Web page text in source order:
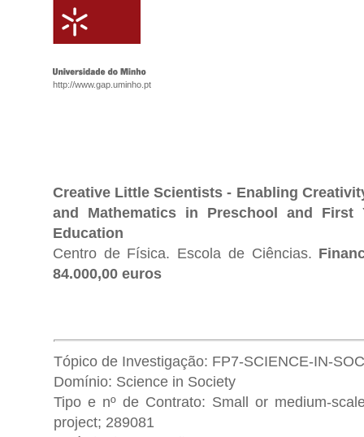
http://www.gap.uminho.pt
Creative Little Scientists - Enabling
and Mathematics in Preschool and First
Education
Centro de Física. Escola de Ciências.
84.000,00 euros
Tópico de Investigação: FP7-SCIENCE-IN-
Domínio: Science in Society
Tipo e nº de Contrato: Small or medium-
project; 289081